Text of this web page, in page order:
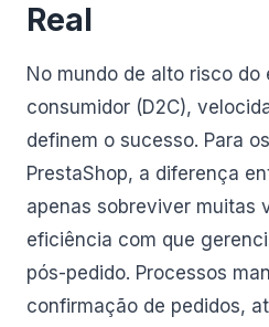
Real
No mundo de alto risco
consumidor (D2C),
definem o sucesso. Para
PrestaShop, a diferença
apenas sobreviver muitas
eficiência com que
pós-pedido. Processos
confirmação de pedidos,